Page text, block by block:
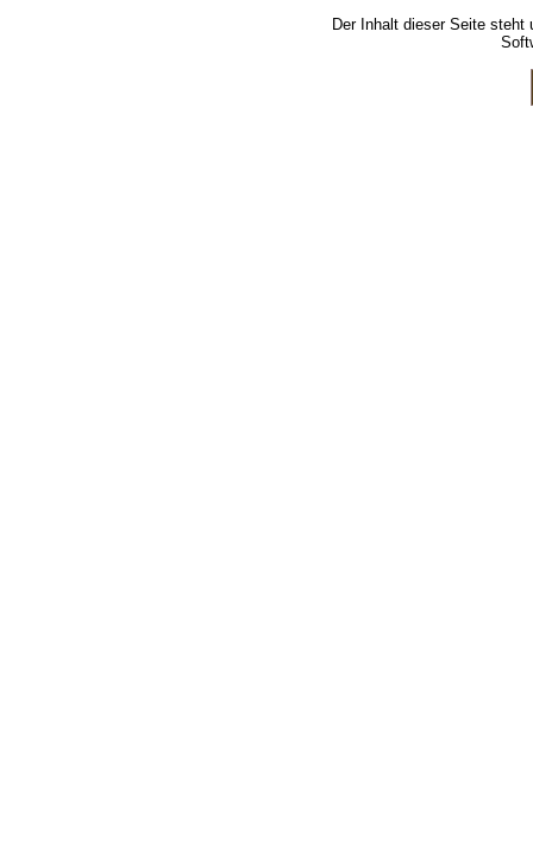
Der Inhalt dieser Seite steht